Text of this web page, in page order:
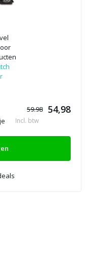
59.98 54,98
Incl. btw